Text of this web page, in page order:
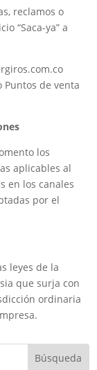
reclamos o
“Saca-ya” a
Puntos de venta
los
aplicables al
en los canales
por el
leyes de la
que surja con
ordinaria